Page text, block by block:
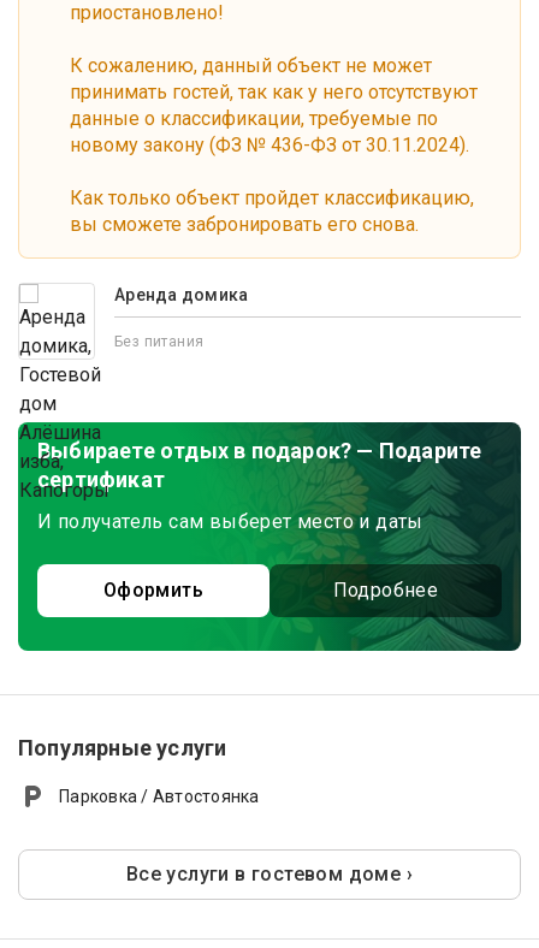
приостановлено!
К сожалению, данный объект не может
принимать гостей, так как у него отсутствуют
данные о классификации, требуемые по
новому закону (ФЗ № 436-ФЗ от 30.11.2024).
Как только объект пройдет классификацию,
вы сможете забронировать его снова.
Аренда домика
Без питания
Выбираете отдых в подарок? — Подарите
сертификат
И получатель сам выберет место и даты
Оформить Подробнее
Популярные услуги
Парковка / Автостоянка
Все услуги в гостевом доме ›